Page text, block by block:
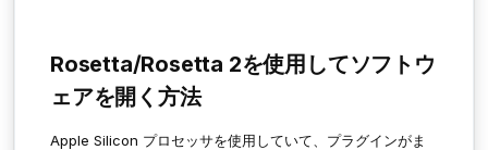
Rosetta/Rosetta 2を使用してソフトウ
ェアを開く方法
Apple Silicon プロセッサを使用していて、プラグインがま